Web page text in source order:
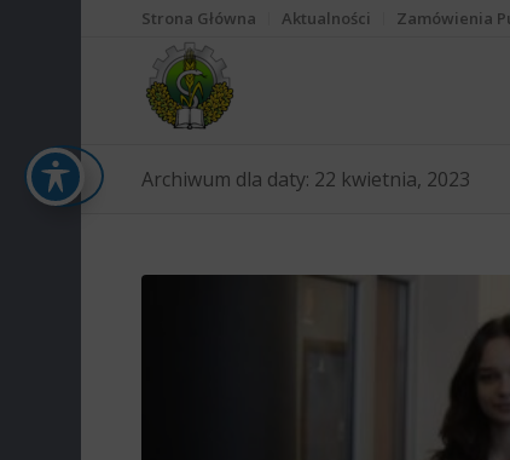
Strona Główna Aktualności Zamówienia
Archiwum dla daty: 22 kwietnia, 2023